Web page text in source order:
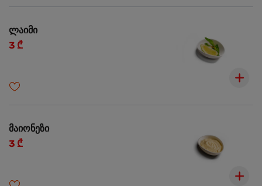
ლაიმი
3 ₾
მაიონეზი
3 ₾